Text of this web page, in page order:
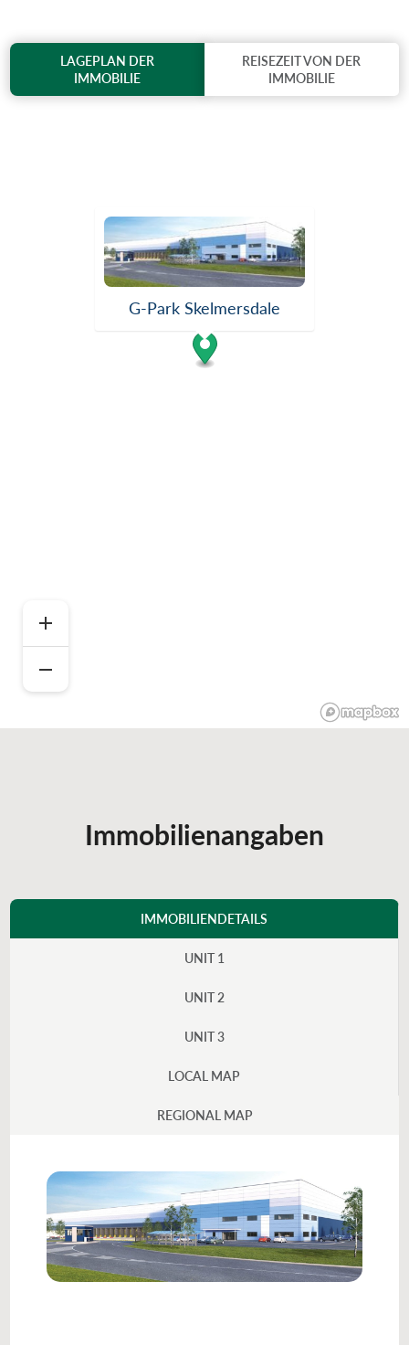
LAGEPLAN DER
IMMOBILIE
REISEZEIT VON DER
IMMOBILIE
G-Park Skelmersdale
Immobilienangaben
IMMOBILIENDETAILS
UNIT 1
UNIT 2
UNIT 3
LOCAL MAP
REGIONAL MAP